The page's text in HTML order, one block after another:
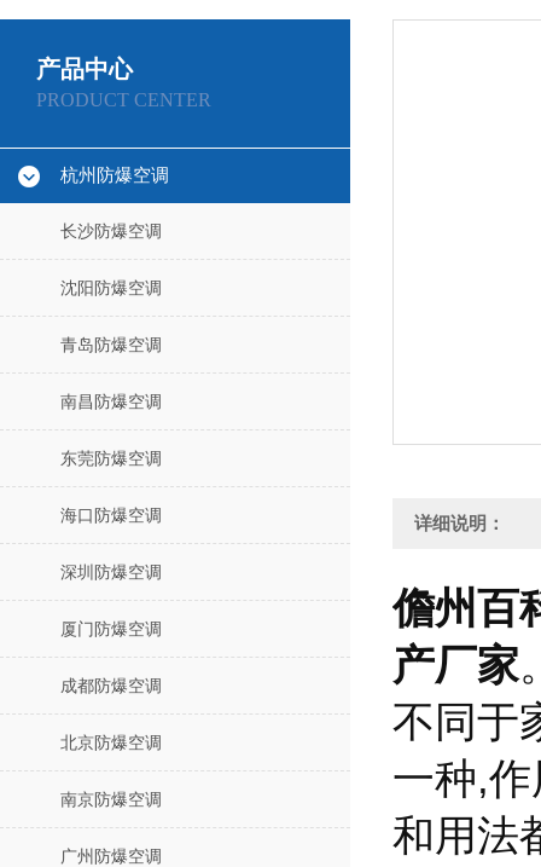
产品中心
PRODUCT CENTER
杭州防爆空调
长沙防爆空调
沈阳防爆空调
青岛防爆空调
南昌防爆空调
东莞防爆空调
海口防爆空调
深圳防爆空调
厦门防爆空调
成都防爆空调
北京防爆空调
南京防爆空调
广州防爆空调
详细说明：
儋州百
产厂家
不同于
一种,
和用法